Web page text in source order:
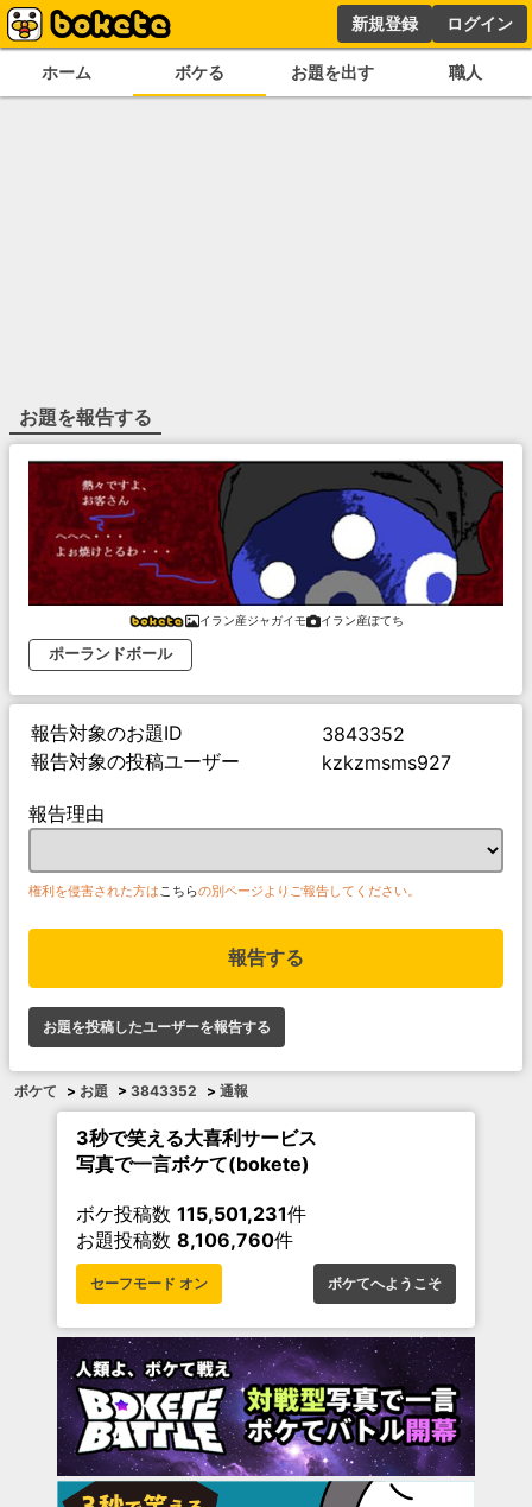
新規登録 ログイン
ホーム ボケる お題を出す 職人
お題を報告する
イラン産ジャガイモ イラン産ぽてち
ポーランドボール
報告対象のお題ID
3843352
報告対象の投稿ユーザー
kzkzmsms927
報告理由
権利を侵害された方は こちらの別ページよりご報告してください。
報告する
お題を投稿したユーザーを報告する
ボケて > お題 > 3843352 > 通報
3秒で笑える大喜利サービス
写真で一言ボケて(bokete)
ボケ投稿数 115,501,231件
お題投稿数 8,106,760件
セーフモード オン ボケてへようこそ